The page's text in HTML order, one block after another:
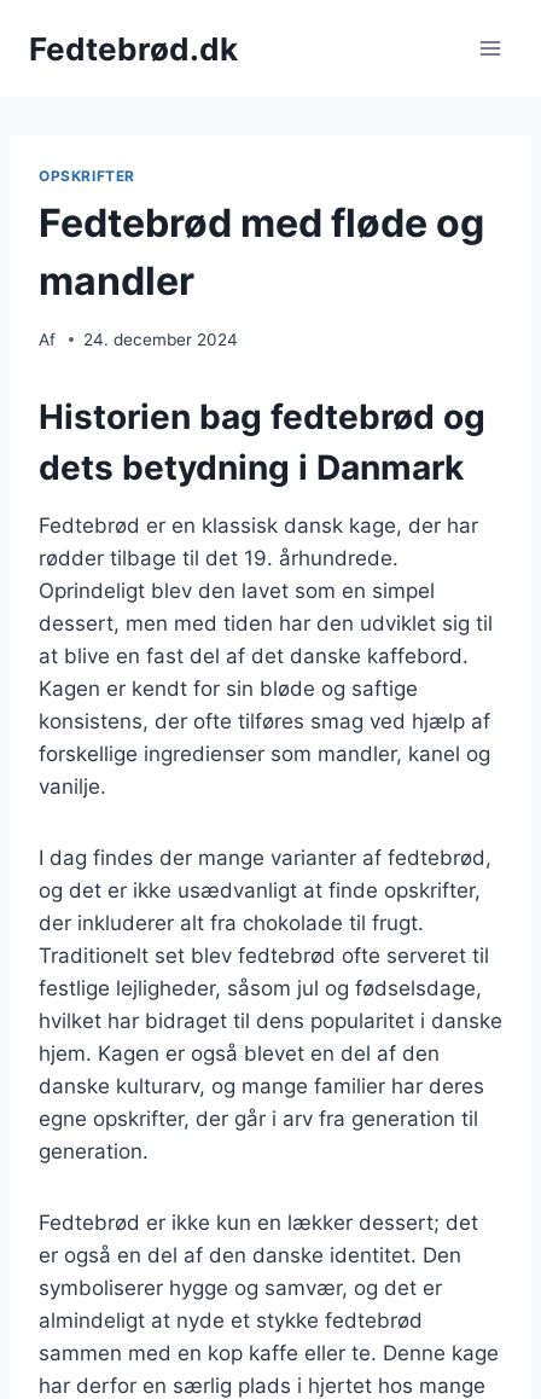
Fedtebrød.dk
OPSKRIFTER
Fedtebrød med fløde og
mandler
Af 24. december 2024
Historien bag fedtebrød og
dets betydning i Danmark
Fedtebrød er en klassisk dansk kage, der har
rødder tilbage til det 19. århundrede.
Oprindeligt blev den lavet som en simpel
dessert, men med tiden har den udviklet sig til
at blive en fast del af det danske kaffebord.
Kagen er kendt for sin bløde og saftige
konsistens, der ofte tilføres smag ved hjælp af
forskellige ingredienser som mandler, kanel og
vanilje.
I dag findes der mange varianter af fedtebrød,
og det er ikke usædvanligt at finde opskrifter,
der inkluderer alt fra chokolade til frugt.
Traditionelt set blev fedtebrød ofte serveret til
festlige lejligheder, såsom jul og fødselsdage,
hvilket har bidraget til dens popularitet i danske
hjem. Kagen er også blevet en del af den
danske kulturarv, og mange familier har deres
egne opskrifter, der går i arv fra generation til
generation.
Fedtebrød er ikke kun en lækker dessert; det
er også en del af den danske identitet. Den
symboliserer hygge og samvær, og det er
almindeligt at nyde et stykke fedtebrød
sammen med en kop kaffe eller te. Denne kage
har derfor en særlig plads i hjertet hos mange